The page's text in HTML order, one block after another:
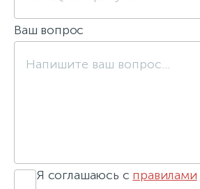
Ваш вопрос
Я соглашаюсь с правилами